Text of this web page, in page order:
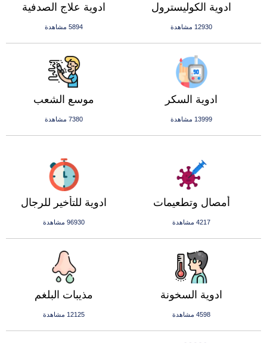
ادوية علاج الصدفية
5894 مشاهدة
ادوية الكوليسترول
12930 مشاهدة
موسع الشعب
7380 مشاهدة
ادوية السكر
13999 مشاهدة
ادوية للتأخير للرجال
96930 مشاهدة
أمصال وتطعيمات
4217 مشاهدة
مذيبات البلغم
12125 مشاهدة
ادوية السخونة
4598 مشاهدة